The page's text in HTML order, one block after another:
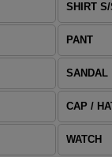
SHIRT
PANT
SANDAL
CAP /
WATCH